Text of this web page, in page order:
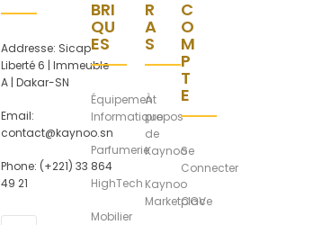
Addresse: Sicap
Liberté 6 | Immeuble
A | Dakar-SN
Email:
contact@kaynoo.sn
Phone: (+221) 33 864
49 21
BRI
QU
ES
Équipement
Informatique
Parfumerie
HighTech
Mobilier
R
A
S
À
propos
de
Kaynoo
Kaynoo
Marketplace
C
O
M
P
T
E
Se
Connecter
CGV